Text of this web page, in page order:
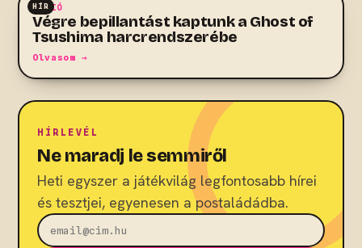
HÍR
AKCIÓ
Végre bepillantást kaptunk a Ghost of
Tsushima harcrendszerébe
Olvasom →
HÍRLEVÉL
Ne maradj le semmiről
Heti egyszer a játékvilág legfontosabb hírei
és tesztjei, egyenesen a postaládádba.